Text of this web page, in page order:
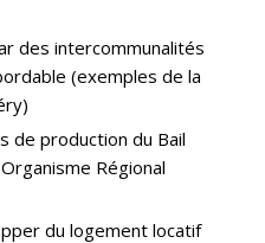
des intercommunalités
(exemples de la
de production du Bail
Régional
du logement locatif